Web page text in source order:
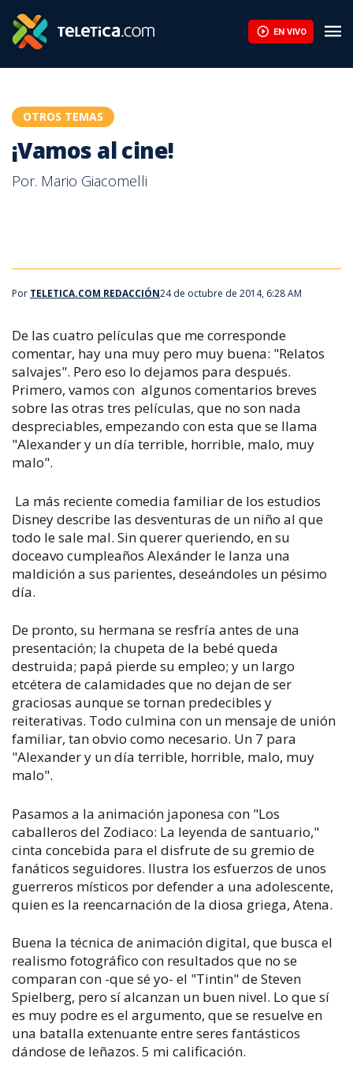
EN VIVO
OTROS TEMAS
¡Vamos al cine!
Por. Mario Giacomelli
Por TELETICA.COM REDACCIÓN24 de octubre de 2014, 6:28 AM
De las cuatro películas que me corresponde
comentar, hay una muy pero muy buena: "Relatos
salvajes". Pero eso lo dejamos para después.
Primero, vamos con algunos comentarios breves
sobre las otras tres películas, que no son nada
despreciables, empezando con esta que se llama
"Alexander y un día terrible, horrible, malo, muy
malo".
La más reciente comedia familiar de los estudios
Disney describe las desventuras de un niño al que
todo le sale mal. Sin querer queriendo, en su
doceavo cumpleaños Alexánder le lanza una
maldición a sus parientes, deseándoles un pésimo
día.
De pronto, su hermana se resfría antes de una
presentación; la chupeta de la bebé queda
destruida; papá pierde su empleo; y un largo
etcétera de calamidades que no dejan de ser
graciosas aunque se tornan predecibles y
reiterativas. Todo culmina con un mensaje de unión
familiar, tan obvio como necesario. Un 7 para
"Alexander y un día terrible, horrible, malo, muy
malo".
Pasamos a la animación japonesa con "Los
caballeros del Zodiaco: La leyenda de santuario,"
cinta concebida para el disfrute de su gremio de
fanáticos seguidores. Ilustra los esfuerzos de unos
guerreros místicos por defender a una adolescente,
quien es la reencarnación de la diosa griega, Atena.
Buena la técnica de animación digital, que busca el
realismo fotográfico con resultados que no se
comparan con -que sé yo- el "Tintin" de Steven
Spielberg, pero sí alcanzan un buen nivel. Lo que sí
es muy podre es el argumento, que se resuelve en
una batalla extenuante entre seres fantásticos
dándose de leñazos. 5 mi calificación.